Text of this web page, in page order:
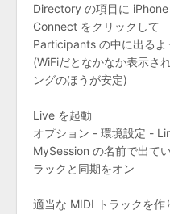
Directory の項目に iPhone
Connect をクリックして
Participants の中に出るよ
(WiFiだとなかなか表示さ
ングのほうが安定)
Live を起動
オプション - 環境設定 -
MySession の名前で出て
ラックと同期をオン
適当な MIDI トラックを作